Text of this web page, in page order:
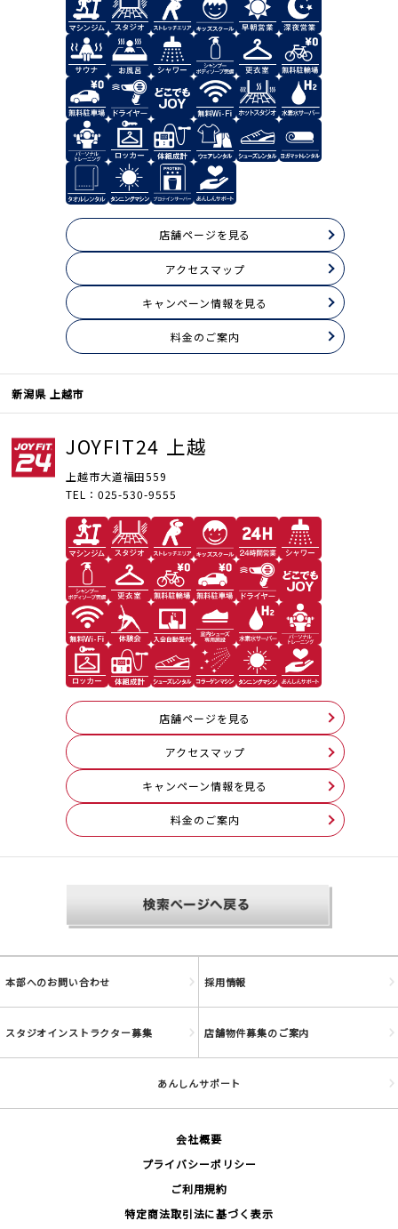
店舗ページを見る
アクセスマップ
キャンペーン情報を見る
料⾦のご案内
新潟県 上越市
JOYFIT24 上越
上越市大道福田559
TEL：025-530-9555
店舗ページを見る
アクセスマップ
キャンペーン情報を見る
料⾦のご案内
本部へのお問い合わせ 採用情報
スタジオインストラクター募集 店舗物件募集のご案内
あんしんサポート
会社概要
プライバシーポリシー
ご利用規約
特定商法取引法に基づく表示